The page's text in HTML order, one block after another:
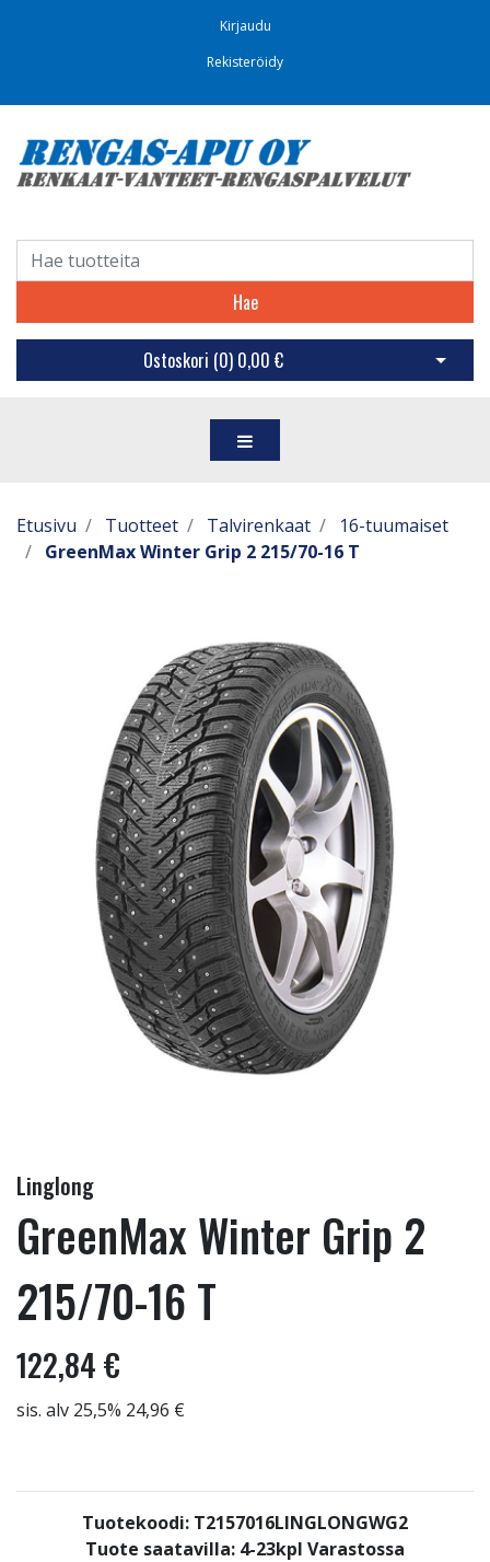
Kirjaudu
Rekisteröidy
Hae
Ostoskori (0) 0,00 € Avaa
Etusivu Tuotteet Talvirenkaat
16-tuumaiset
GreenMax Winter Grip 2 215/70-16 T
Linglong
GreenMax Winter Grip 2
215/70-16 T
122,84 €
sis. alv 25,5% 24,96 €
Tuotekoodi: T2157016LINGLONGWG2
Tuote saatavilla: 4-23kpl Varastossa